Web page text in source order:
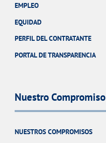
EMPLEO
EQUIDAD
PERFIL DEL CONTRATANTE
PORTAL DE TRANSPARENCIA
Nuestro Compromiso
NUESTROS COMPROMISOS